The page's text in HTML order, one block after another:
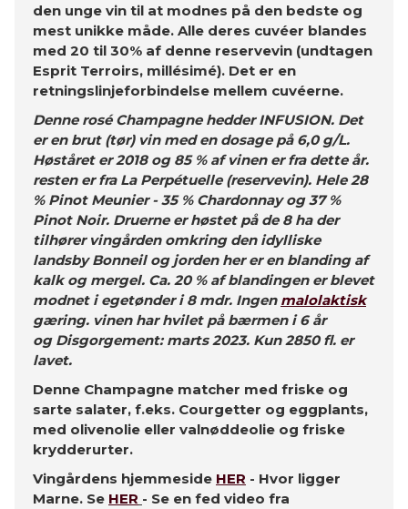
den unge vin til at modnes på den bedste og
mest unikke måde. Alle deres cuvéer blandes
med 20 til 30% af denne reservevin (undtagen
Esprit Terroirs, millésimé). Det er en
retningslinjeforbindelse mellem cuvéerne.
Denne rosé Champagne hedder INFUSION. Det
er en brut (tør) vin med en dosage på 6,0 g/L.
Høståret er 2018 og 85 % af vinen er fra dette år.
resten er fra La Perpétuelle (reservevin). Hele 28
% Pinot Meunier - 35 % Chardonnay og 37 %
Pinot Noir. Druerne er høstet på de 8 ha der
tilhører vingården omkring den idylliske
landsby Bonneil og jorden her er en blanding af
kalk og mergel. Ca. 20 % af blandingen er blevet
modnet i egetønder i 8 mdr. Ingen malolaktisk
gæring. vinen har hvilet på bærmen i 6 år
og Disgorgement: marts 2023. Kun 2850 fl. er
lavet.
Denne Champagne matcher med friske og
sarte salater, f.eks. Courgetter og eggplants,
med olivenolie eller valnøddeolie og friske
krydderurter.
Vingårdens hjemmeside HER - Hvor ligger
Marne. Se HER - Se en fed video fra